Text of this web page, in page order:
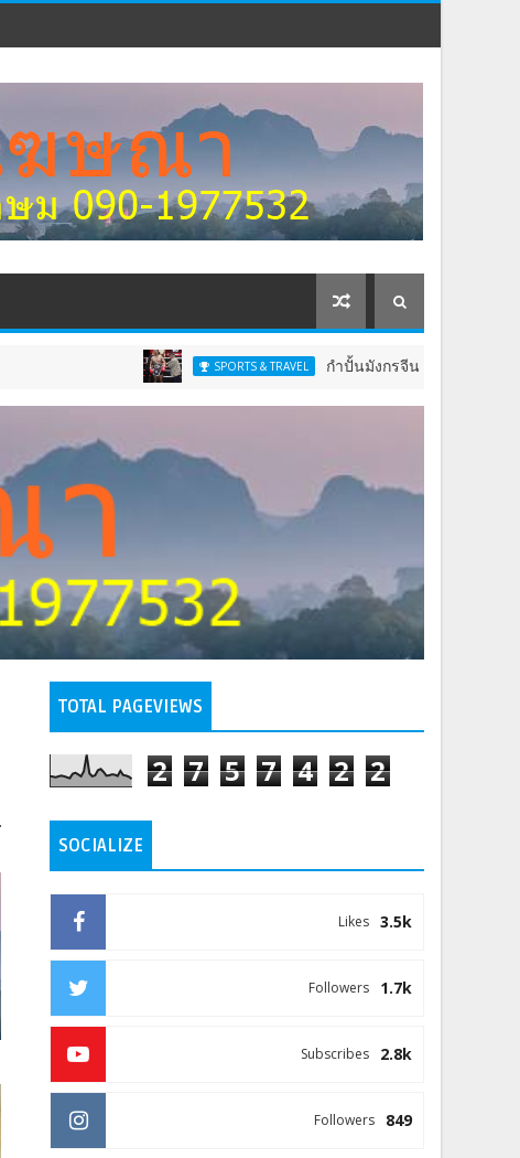
SPORTS & TRAVEL กำปั้นมังกรจีนสุดแกร่งกวาดเข็มขัดสหพันธ์
TOTAL PAGEVIEWS
2 7 5 7 4 2 2
SOCIALIZE
3.5k
Likes
1.7k
Followers
2.8k
Subscribes
849
Followers